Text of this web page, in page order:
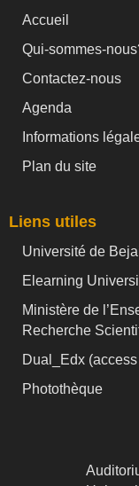
Accueil
Qui-sommes-
Contactez-nous
Agenda
Informations
Plan du site
Liens utiles
Université de
Elearning
Ministère de
Recherche
Dual_Edx (
Photothèque